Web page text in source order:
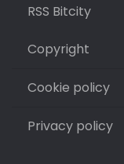
RSS Bitcity
Copyright
Cookie policy
Privacy policy